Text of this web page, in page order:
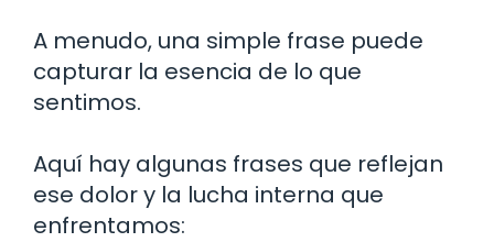
A menudo, una simple frase puede
capturar la esencia de lo que
sentimos.
Aquí hay algunas frases que reflejan
ese dolor y la lucha interna que
enfrentamos: